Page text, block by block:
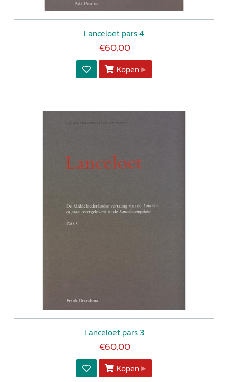
Lanceloet pars 4
€60,00
Kopen
Lanceloet pars 3
€60,00
Kopen